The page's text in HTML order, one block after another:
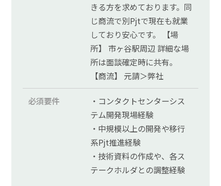
きる方を求めております。同
じ商流で別Pjtで現在も就業
しており安心です。 【場
所】 市ヶ谷駅周辺 詳細な場
所は面談確定時に共有。
【商流】 元請＞弊社
必須要件
・コンタクトセンターシス
テム開発現場経験
・中規模以上の開発や移行
系Pjt推進経験
・技術資料の作成や、各ス
テークホルダとの調整経験